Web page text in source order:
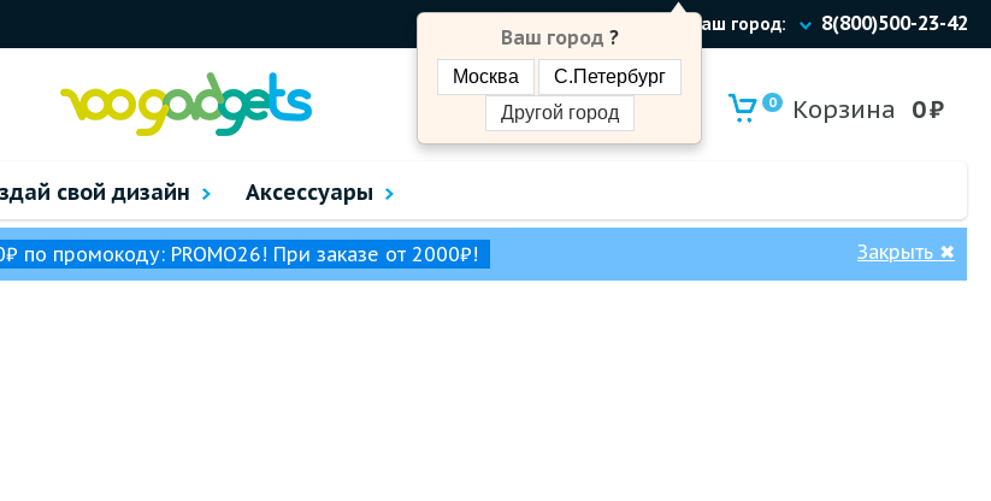
Ваш город:
Ваш город ?
Москва
С.Петербург
Другой город
8(800)500-23-42
0 Корзина 0₽
свой дизайн Аксессуары
по промокоду: PROMO26! При заказе от 2000₽! Закрыть ✖